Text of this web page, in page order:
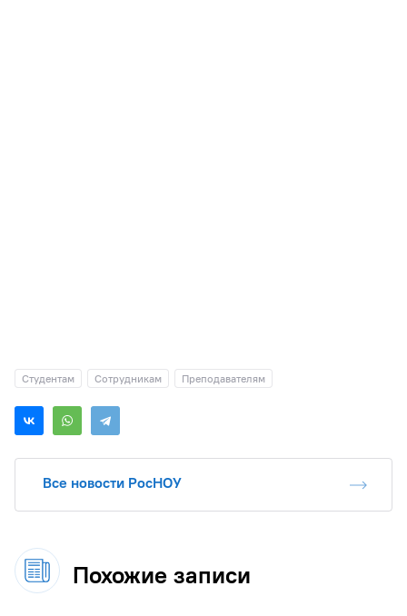
Студентам Сотрудникам Преподавателям
Все новости РосНОУ
Похожие записи